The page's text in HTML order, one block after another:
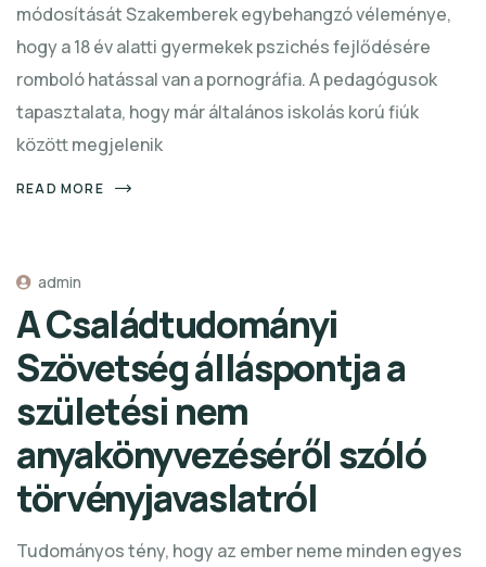
módosítását Szakemberek egybehangzó véleménye,
hogy a 18 év alatti gyermekek pszichés fejlődésére
romboló hatással van a pornográfia. A pedagógusok
tapasztalata, hogy már általános iskolás korú fiúk
között megjelenik
READ MORE
admin
A Családtudományi
Szövetség álláspontja a
születési nem
anyakönyvezéséről szóló
törvényjavaslatról
Tudományos tény, hogy az ember neme minden egyes